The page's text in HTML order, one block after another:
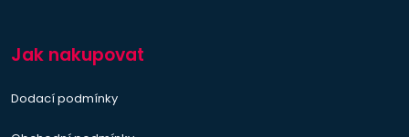
Jak nakupovat
Dodací podmínky